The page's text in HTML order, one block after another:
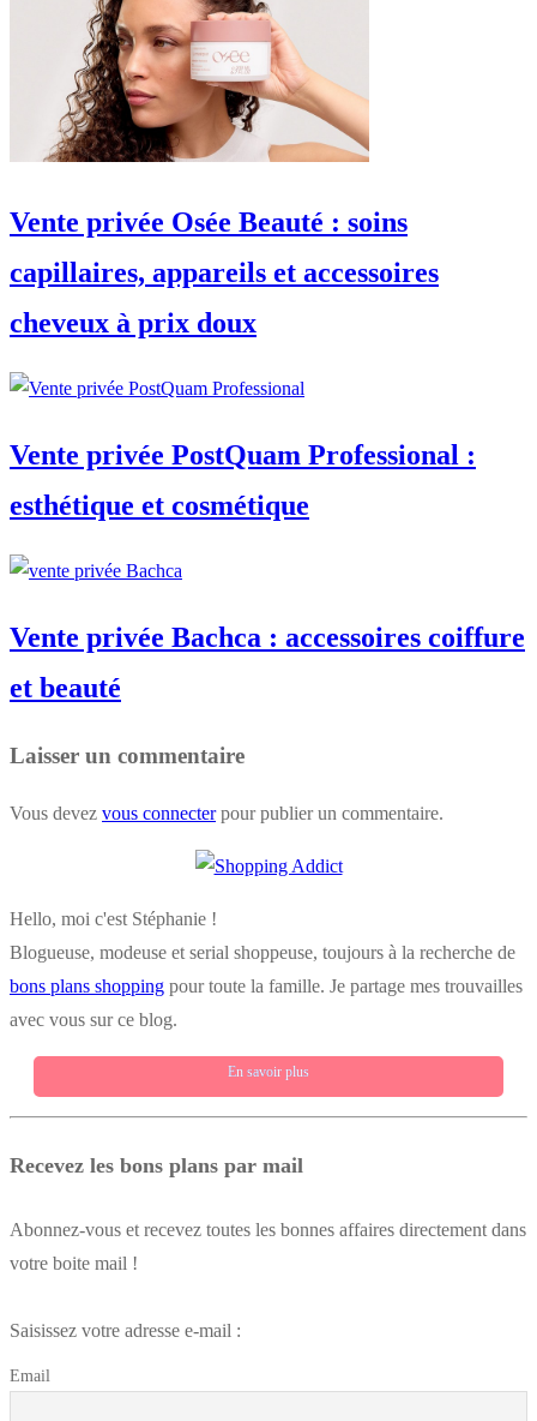
Vente privée Osée Beauté : soins
capillaires, appareils et accessoires
cheveux à prix doux
Vente privée PostQuam Professional :
esthétique et cosmétique
Vente privée Bachca : accessoires coiffure
et beauté
Laisser un commentaire
Vous devez vous connecterpour publier un commentaire.
Hello, moi c'est Stéphanie !
Blogueuse, modeuse et serial shoppeuse, toujours à la recherche de
bons plans shopping pour toute la famille. Je partage mes trouvailles
avec vous sur ce blog.
En savoir plus
Recevez les bons plans par mail
Abonnez-vous et recevez toutes les bonnes affaires directement dans
votre boite mail !
Saisissez votre adresse e-mail :
Email